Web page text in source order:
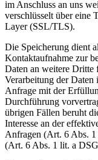
im Anschluss an uns
verschlüsselt über eine
Layer (SSL/TLS).
Die Speicherung dient
Kontaktaufnahme zur
Daten an weitere Dritte
Verarbeitung der
Anfrage mit der
Durchführung
übrigen Fällen beruht
Interesse an der
Anfragen (Art. 6 Abs.
(Art. 6 Abs. 1 lit. a